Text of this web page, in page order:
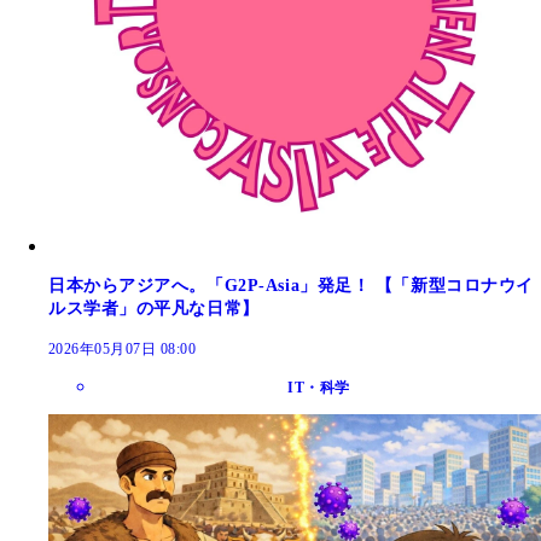
日本からアジアへ。「G2P-Asia」発足！ 【「新型コロナウイ
ルス学者」の平凡な日常】
2026年05月07日 08:00
IT・科学